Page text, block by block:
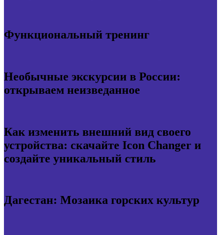
Функциональный тренинг
Необычные экскурсии в России:
открываем неизведанное
Как изменить внешний вид своего
устройства: скачайте Icon Changer и
создайте уникальный стиль
Дагестан: Мозаика горских культур